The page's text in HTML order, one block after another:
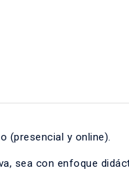
(presencial y online).
sea con enfoque